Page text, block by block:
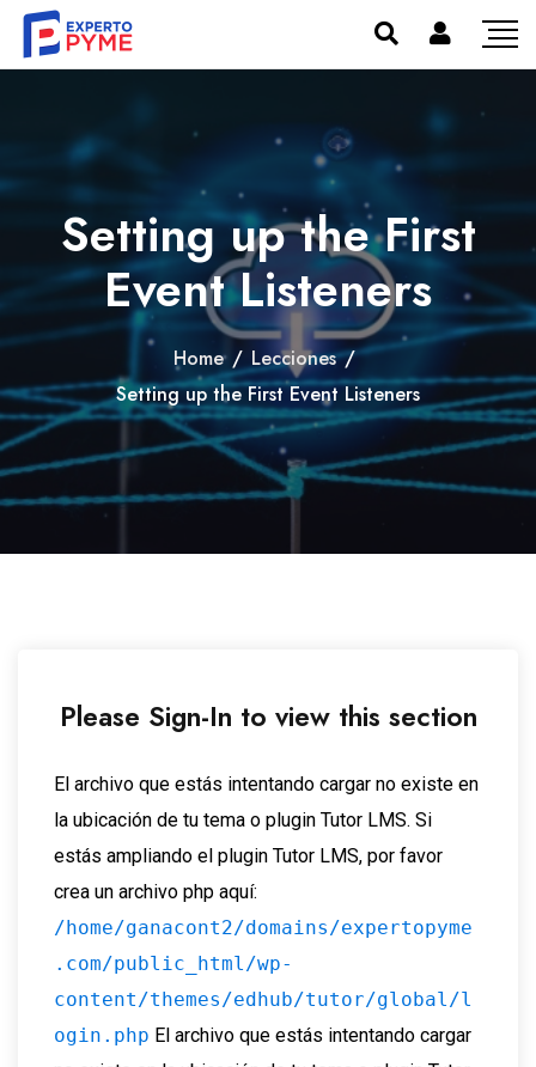
Setting up the First
Event Listeners
Home / Lecciones /
Setting up the First Event Listeners
Please Sign-In to view this section
El archivo que estás intentando cargar no existe en
la ubicación de tu tema o plugin Tutor LMS. Si
estás ampliando el plugin Tutor LMS, por favor
crea un archivo php aquí:
/home/ganacont2/domains/expertopyme
.com/public_html/wp-
content/themes/edhub/tutor/global/l
ogin.php El archivo que estás intentando cargar